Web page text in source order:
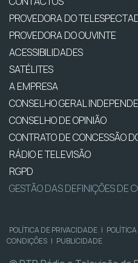
PROVEDORA DO
PROVEDORA DO OUVINTE
ACESSIBILIDADES
SATÉLITES
A EMPRESA
CONSELHO GERAL
CONSELHO DE OPINIÃO
CONTRATO DE CONCESSÃO
RÁDIO E TELEVISÃO
RGPD
GESTÃO DAS DEFINIÇÕES DE
POLÍTICA DE PRIVACIDADE |
CONDIÇÕES | PUBLICIDADE